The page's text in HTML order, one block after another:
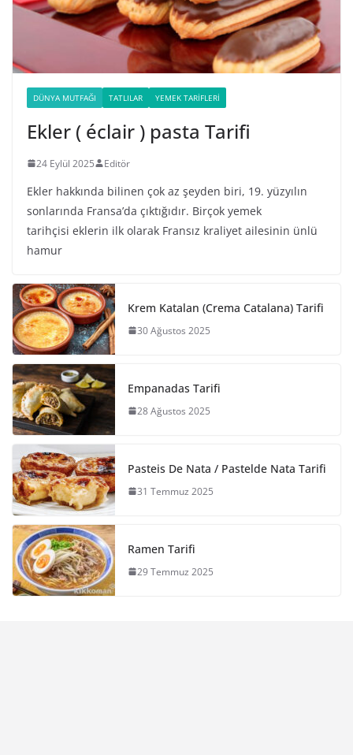
DÜNYA MUTFAĞI TATLILAR YEMEK TARIFLERI
Ekler ( éclair ) pasta Tarifi
24 Eylül 2025 Editör
Ekler hakkında bilinen çok az şeyden biri, 19. yüzyılın
sonlarında Fransa’da çıktığıdır. Birçok yemek
tarihçisi eklerin ilk olarak Fransız kraliyet ailesinin ünlü
hamur
Krem Katalan (Crema Catalana) Tarifi
30 Ağustos 2025
Empanadas Tarifi
28 Ağustos 2025
Pasteis De Nata / Pastelde Nata Tarifi
31 Temmuz 2025
Ramen Tarifi
29 Temmuz 2025